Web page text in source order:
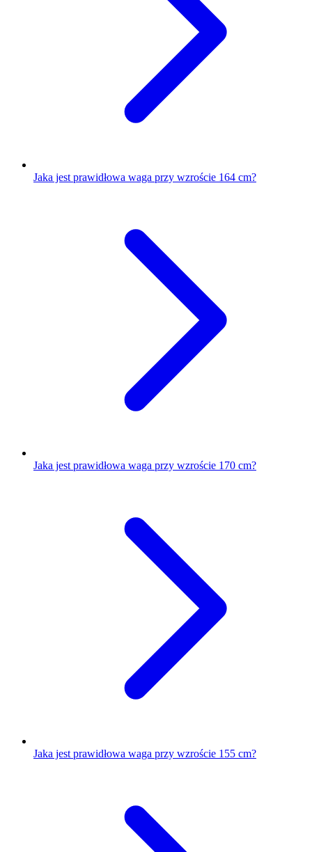
Jaka jest prawidłowa waga przy wzroście 164 cm?
Jaka jest prawidłowa waga przy wzroście 170 cm?
Jaka jest prawidłowa waga przy wzroście 155 cm?